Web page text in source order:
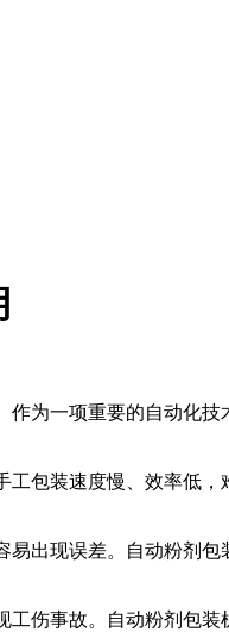
为一项重要的自动化
装速度慢、效率低，
现误差。自动粉剂包
事故。自动粉剂包装